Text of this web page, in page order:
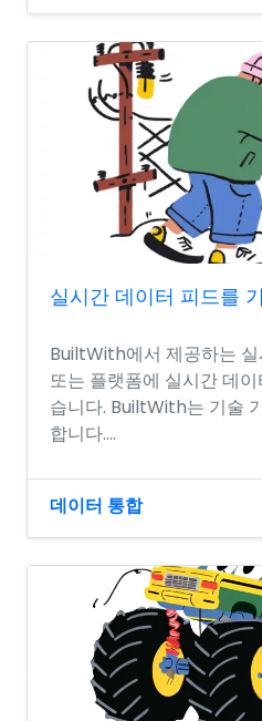
실시간 데이터 피드를
BuiltWith에서 제공하는
또는 플랫폼에 실시간 데
습니다. BuiltWith는 기술
합니다....
데이터 통합